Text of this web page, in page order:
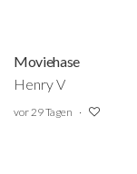
Moviehase
Henry V
vor 29 Tagen